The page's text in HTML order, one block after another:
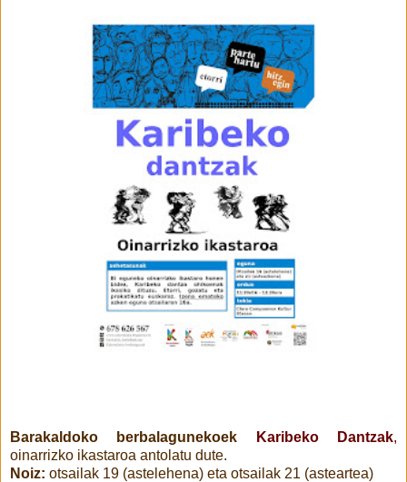
Barakaldoko berbalagunekoek Karibeko Dantzak,
oinarrizko ikastaroa antolatu dute.
Noiz: otsailak 19 (astelehena) eta otsailak 21 (asteartea)